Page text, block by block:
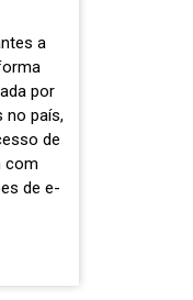
a
por
no país,
de
com
de e-